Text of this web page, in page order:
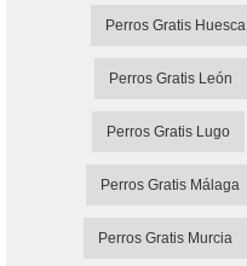
Perros Gratis Huesca
Perros Gratis León
Perros Gratis Lugo
Perros Gratis Málaga
Perros Gratis Murcia